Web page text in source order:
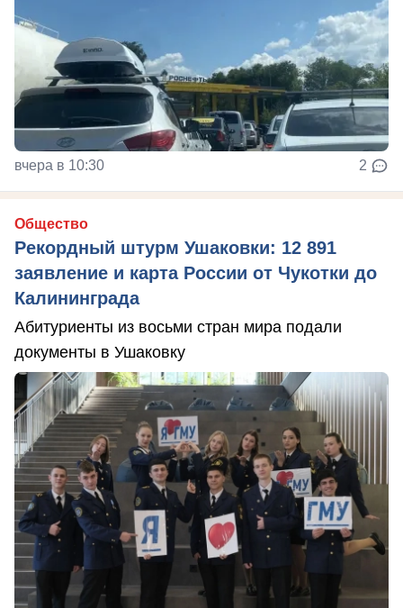
вчера в 10:30 2
Общество
Рекордный штурм Ушаковки: 12 891
заявление и карта России от Чукотки до
Калининграда
Абитуриенты из восьми стран мира подали
документы в Ушаковку